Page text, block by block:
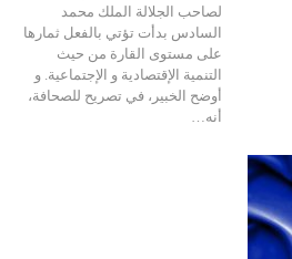
لصاحب الجلالة الملك محمد
السادس بدأت تؤتي بالفعل ثمارها
على مستوى القارة من حيث
التنمية الإقتصادية و الإجتماعية. و
أوضح الخبير، في تصريح للصحافة،
أنه…